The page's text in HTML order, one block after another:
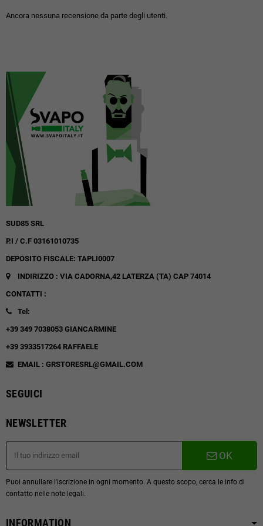
Ancora nessuna recensione da parte degli utenti.
SUD85 SRL
P.I / C.F 03161010735
DEPOSITO FISCALE: TAPLI0007
INDIRIZZO : VIA CADORNA,42 LATERZA (TA) CAP 74014
CONTATTI :
Tel:
+39 349 7038053 GIANCARMINE
+39 3933517264 RAFFAELE
EMAIL : GRSTORESRL@GMAIL.COM
SEGUICI
NEWSLETTER
OK
Puoi annullare l'iscrizione in ogni momento. A questo scopo, cerca le info di
contatto nelle note legali.
INFORMATION